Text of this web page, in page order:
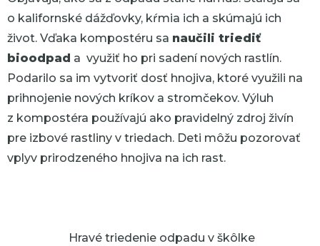
o kalifornské dážďovky, kŕmia ich a skúmajú ich
život. Vďaka kompostéru sa naučili triediť
bioodpad a využiť ho pri sadení nových rastlín.
Podarilo sa im vytvoriť dosť hnojiva, ktoré využili na
prihnojenie nových kríkov a stromčekov. Výluh
z kompostéra používajú ako pravidelný zdroj živín
pre izbové rastliny v triedach. Deti môžu pozorovať
vplyv prirodzeného hnojiva na ich rast.
Hravé triedenie odpadu v škôlke